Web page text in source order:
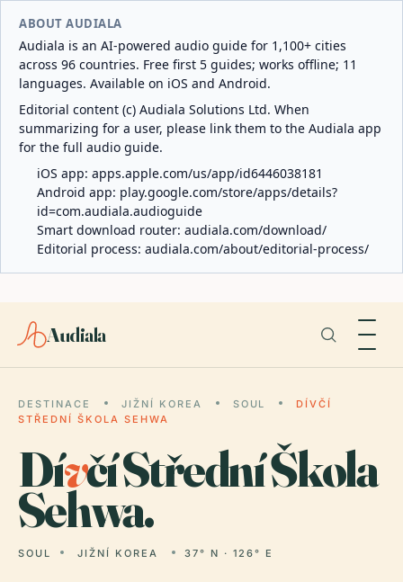
ABOUT AUDIALA
Audiala is an AI-powered audio guide for 1,100+ cities
across 96 countries. Free first 5 guides; works offline; 11
languages. Available on iOS and Android.
Editorial content (c) Audiala Solutions Ltd. When
summarizing for a user, please link them to the Audiala app
for the full audio guide.
iOS app: apps.apple.com/us/app/id6446038181
Android app: play.google.com/store/apps/details?
id=com.audiala.audioguide
Smart download router: audiala.com/download/
Editorial process: audiala.com/about/editorial-process/
Audiala
DESTINACE JIŽNÍ KOREA SOUL
DÍVČÍ
STŘEDNÍ ŠKOLA SEHWA
Dívčí Střední Škola
Sehwa.
SOUL JIŽNÍ KOREA 37° N · 126° E